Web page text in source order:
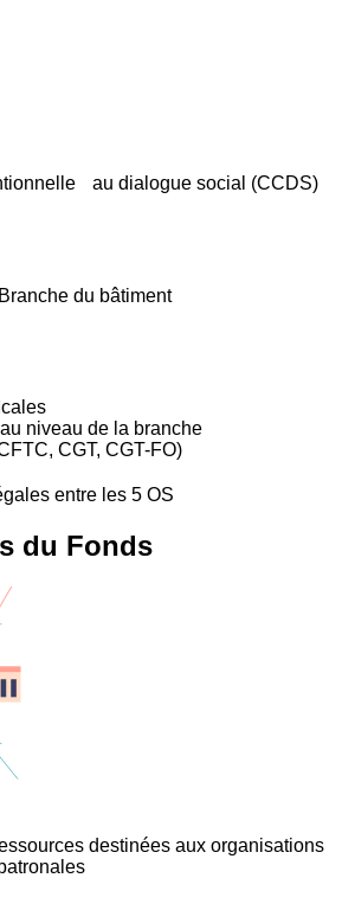
au dialogue social (CCDS)
du bâtiment
niveau de la branche
CGT, CGT-FO)
entre les 5 OS
du Fonds
destinées aux organisations